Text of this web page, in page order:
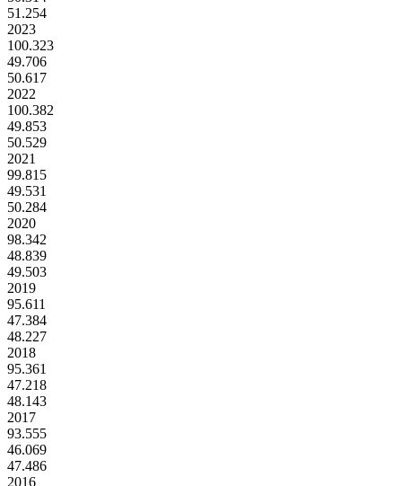
51.254
2023
100.323
49.706
50.617
2022
100.382
49.853
50.529
2021
99.815
49.531
50.284
2020
98.342
48.839
49.503
2019
95.611
47.384
48.227
2018
95.361
47.218
48.143
2017
93.555
46.069
47.486
2016